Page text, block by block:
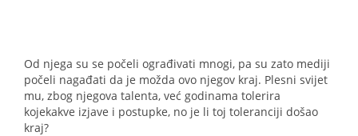
Od njega su se počeli ograđivati mnogi, pa su zato mediji
počeli nagađati da je možda ovo njegov kraj. Plesni svijet
mu, zbog njegova talenta, već godinama tolerira
kojekakve izjave i postupke, no je li toj toleranciji došao
kraj?